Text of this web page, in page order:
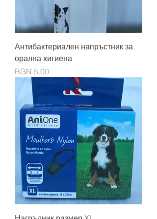
Антибактериален напръстник за
орална хигиена
Price
BGN 5.00